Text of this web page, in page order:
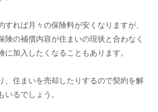
すれば月々の保険料が安くなりますが、
険の補償内容が住まいの現状と合わなく
に加入したくなることもあります。
、住まいを売却したりするので契約を解
るでしょう。